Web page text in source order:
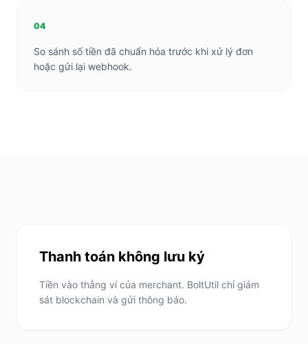
04
So sánh số tiền đã chuẩn hóa trước khi xử lý đơn
hoặc gửi lại webhook.
Thanh toán không lưu ký
Tiền vào thẳng ví của merchant. BoltUtil chỉ giám
sát blockchain và gửi thông báo.